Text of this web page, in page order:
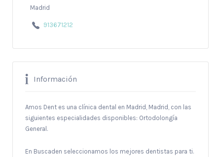
Madrid
913671212
Información
Amos Dent es una clínica dental en Madrid, Madrid, con las
siguientes especialidades disponibles: Ortodolongía
General.
En Buscaden seleccionamos los mejores dentistas para ti.